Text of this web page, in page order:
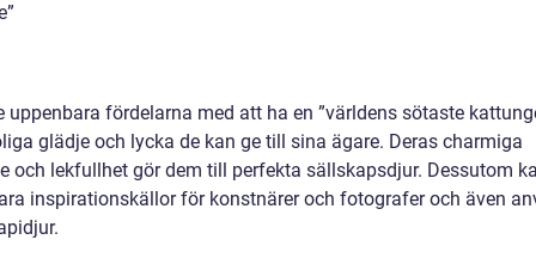
uppenbara fördelarna med att ha en ”världens sötaste
glädje och lycka de kan ge till sina ägare. Deras charmiga
och lekfullhet gör dem till perfekta sällskapsdjur. Dessutom
inspirationskällor för konstnärer och fotografer och även